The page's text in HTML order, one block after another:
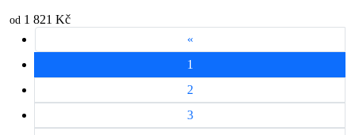
od 1 821 Kč
«
1
2
3